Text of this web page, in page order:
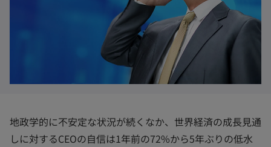
地政学的に不安定な状況が続くなか、世界経済の成長見通
しに対するCEOの自信は1年前の72%から5年ぶりの低水